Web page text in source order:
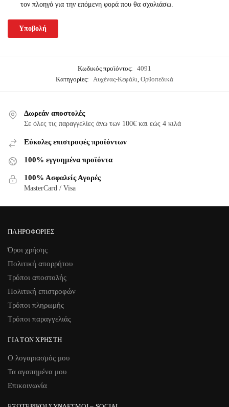
τον πλοηγό για την επόμενη φορά που θα σχολιάσω.
Κωδικός προϊόντος: 4091
Κατηγορίες:
Αυχένας-Κεφάλι Ορθοπεδικά
Δωρεάν αποστολές
Σε όλες τις παραγγελίες άνω των 100€ και εώς 4 κιλά
Εύκολες επιστροφές προϊόντων
100% εγγυημένα προϊόντα
100% Ασφαλείς Αγορές
MasterCard / Visa
ΠΛΗΡΟΦΟΡΊΕΣ
Όροι χρήσης
Πολιτική απορρήτου
Τρόποι αποστολής
Πολιτική επιστροφών
Τρόποι πληρωμής
Τρόποι παραγγελιάς
ΓΙΑ ΤΟΝ ΧΡΉΣΤΗ
Ο λογαριασμός μου
Τα αγαπημένα μου
Επικοινωνία